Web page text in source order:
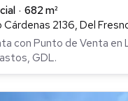
682 m²
con Punto de Venta en
GDL.